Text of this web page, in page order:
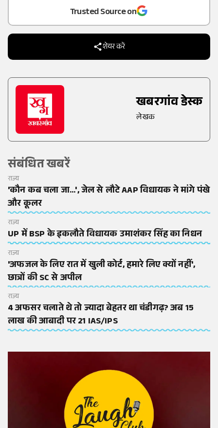
Trusted Source on
शेयर करें
खबरगांव डेस्क
लेखक
संबंधित खबरें
राज्य
'कौन कब चला जा...', जेल से लौटे AAP विधायक ने मांगे पंखे
और कूलर
राज्य
UP में BSP के इकलौते विधायक उमाशंकर सिंह का निधन
राज्य
'अफजल के लिए रात में खुली कोर्ट, हमारे लिए क्यों नहीं',
छात्रों की SC से अपील
राज्य
4 अफसर चलाते थे तो ज्यादा बेहतर था चंडीगढ़? अब 15
लाख की आबादी पर 21 IAS/IPS